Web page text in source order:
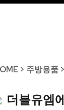
> 주방용품 >
더블유엠